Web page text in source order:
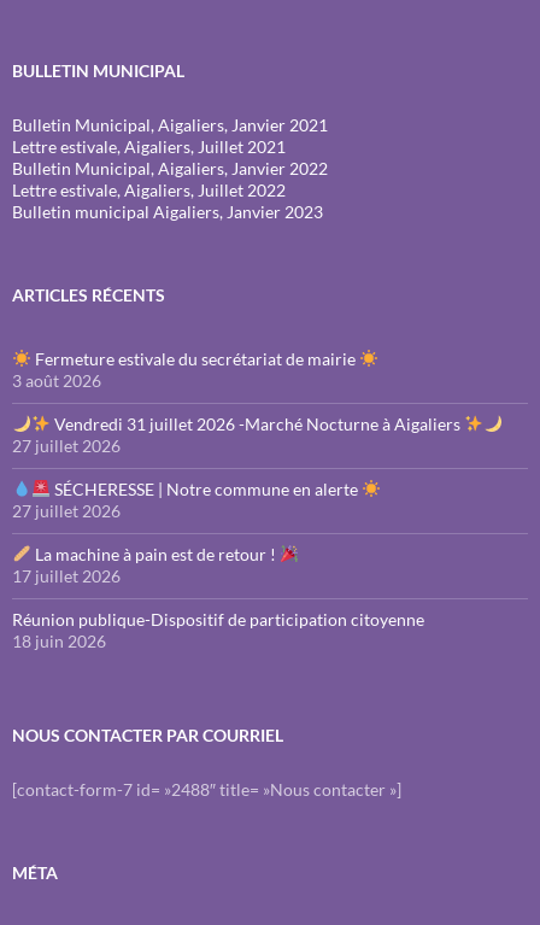
BULLETIN MUNICIPAL
Bulletin Municipal, Aigaliers, Janvier 2021
Lettre estivale, Aigaliers, Juillet 2021
Bulletin Municipal, Aigaliers, Janvier 2022
Lettre estivale, Aigaliers, Juillet 2022
Bulletin municipal Aigaliers, Janvier 2023
ARTICLES RÉCENTS
Fermeture estivale du secrétariat de mairie
3 août 2026
Vendredi 31 juillet 2026 -Marché Nocturne à Aigaliers
27 juillet 2026
SÉCHERESSE | Notre commune en alerte
27 juillet 2026
La machine à pain est de retour !
17 juillet 2026
Réunion publique-Dispositif de participation citoyenne
18 juin 2026
NOUS CONTACTER PAR COURRIEL
[contact-form-7 id= »2488″ title= »Nous contacter »]
MÉTA